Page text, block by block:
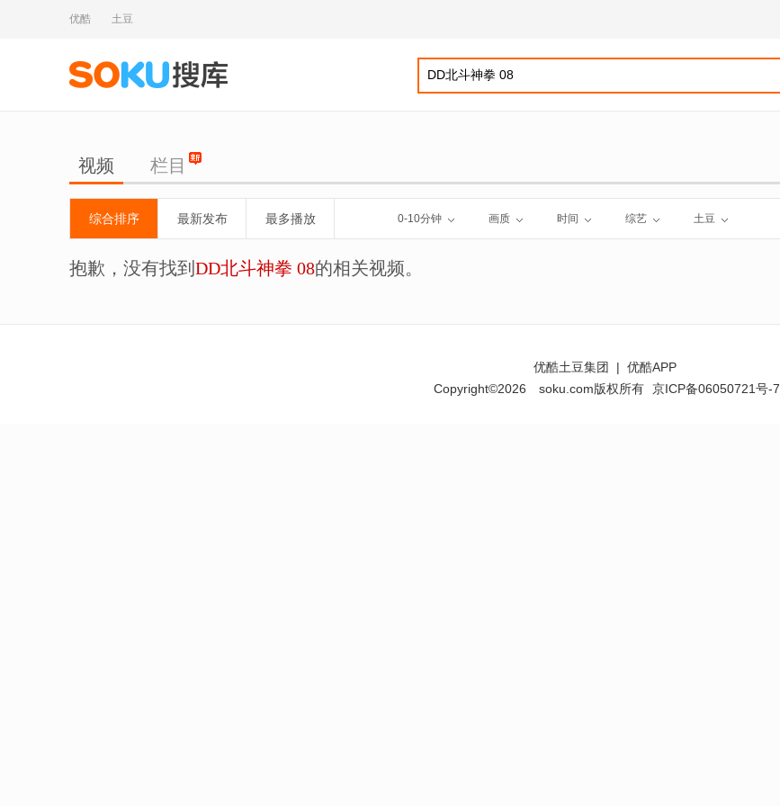
优酷 土豆
视频 栏目
综合排序 最新发布 最多播放 0-10分钟 画质 时间 综艺 土豆
抱歉，没有找到 DD北斗神拳 08的相关视频。
优酷土豆集团 | 优酷APP
Copyright©2026
soku.com版权所有 京ICP备06050721号-7